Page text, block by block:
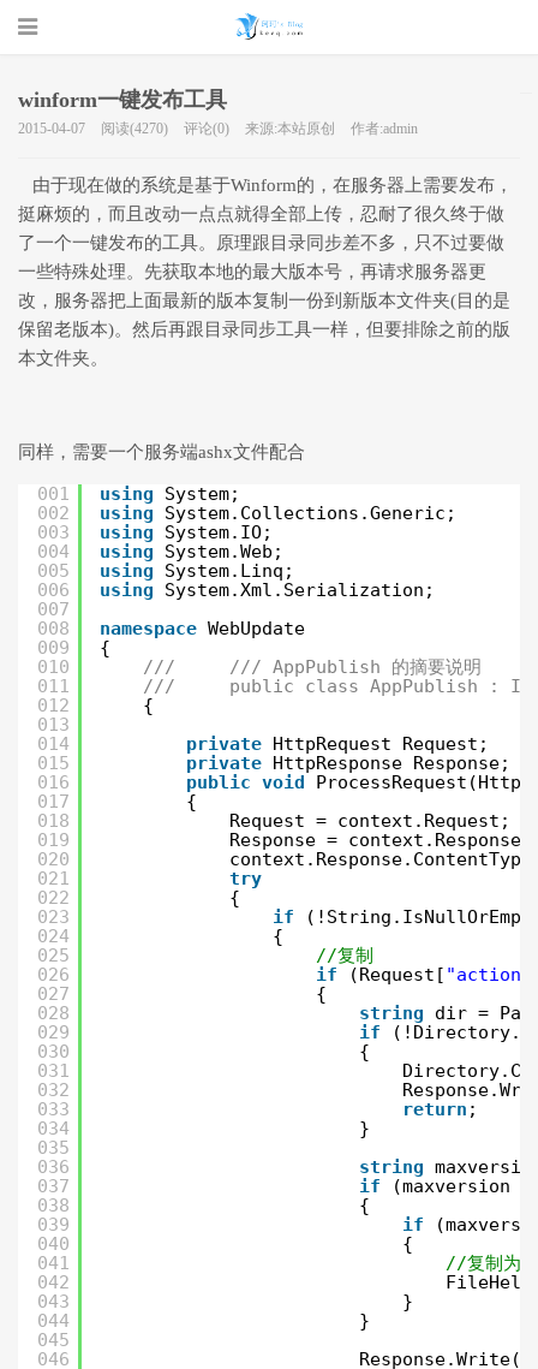
程序猿的个
人网站
winform一键发布工具
2015-04-07 阅读(4270) 评论(0) 来源:本站原创 作者:admin
由于现在做的系统是基于Winform的，在服务器上需要发布，
挺麻烦的，而且改动一点点就得全部上传，忍耐了很久终于做
了一个一键发布的工具。原理跟目录同步差不多，只不过要做
一些特殊处理。先获取本地的最大版本号，再请求服务器更
改，服务器把上面最新的版本复制一份到新版本文件夹(目的是
保留老版本)。然后再跟目录同步工具一样，但要排除之前的版
本文件夹。
同样，需要一个服务端ashx文件配合
001
002
003
004
005
006
007
008
009
010
011
012
013
014
015
016
017
018
019
020
021
022
023
024
025
026
027
028
029
030
031
032
033
034
035
036
037
038
039
040
041
042
043
044
045
046
using
System;
using
System.Collections.Generic;
using
System.IO;
using
System.Web;
using
System.Linq;
using
System.Xml.Serialization;
namespace WebUpdate
{
///     /// AppPublish 的摘要说明
///     public class AppPublish :
{
private HttpRequest Request;
private HttpResponse Response;
public void
{
Request = context.Request;
Response = context.Response;
try
{
if
{
//复制
if
(Request[ "action"
{
string
dir =
if
{
return ;
}
string
if
(maxversion
{
if
{
//复制为
}
}
Response.Write(